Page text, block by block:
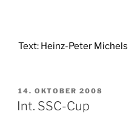
Text: Heinz-Peter Michels
VERÖFFENTLICHT
AM
14. OKTOBER 2008
Int. SSC-Cup